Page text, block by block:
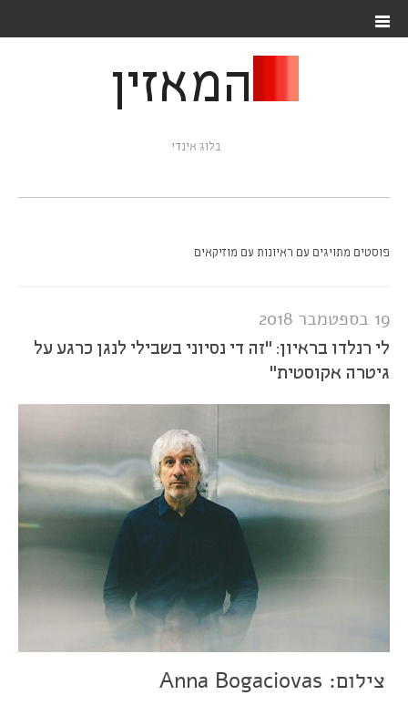
המאזין
בלוג אינדי
פוסטים מתויגים עם ראיונות עם מוזיקאים
19 בספטמבר 2018
לי רנלדו בראיון: "זה די נסיוני בשבילי לנגן כרגע על
גיטרה אקוסטית"
צילום: Anna Bogaciovas